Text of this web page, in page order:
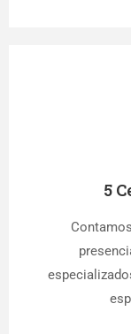
5